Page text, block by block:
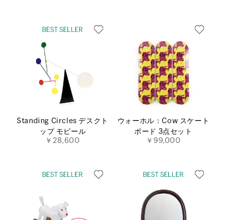
Standing Circles デスクト
ップ モビール
￥28,600
ウォーホル：Cow スケート
ボード 3点セット
￥99,000